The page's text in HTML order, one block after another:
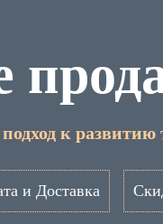
к развитию
и Доставка